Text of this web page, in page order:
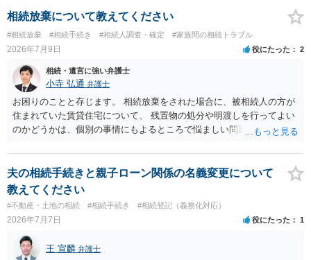
揃える必要があります。その点是非御注意ください。
相続放棄について教えてください
#相続放棄 #相続手続き #相続人調査・確定 #家族間の相続トラブル
2026年7月9日 役にたった 2
相続・遺言に強い弁護士
小寺 弘通 弁護士
お困りのことと存じます。 相続放棄をされた場合に、被相続人の方が
住まれていた賃貸住宅について、 残置物の処分や明渡しを行ってよい
のかどうかは、個別の事情にもよるところで悩ましい問題です。 相続
場合、 「相続財産を処分」したと評価され、相続放棄が無効となるリ
スクが一応あるからです。 ただし、実際には、自宅内にめぼしい財産
がなく、滞納賃料が増え続けるのを止めるため、 解約をして鍵を返却
してしまうというケースもそれなりにあります。 また、お母様の通帳
や印鑑などは現に保管されているのであれば、 そのまま保管されてお
いた方が良いかと思います。 相続人全員が相続放棄された場合には、
相続財産清算人が選任される場合があり、 その場合には当該清算人に
引き継いでいただくことになります。 ちなみに前提として、お母様の
夫の相続手続きと親子ローン関係の名義変更について
教えてください
#不動産・土地の相続 #相続手続き #相続登記（義務化対応）
2026年7月7日 役にたった 1
王 宣麟 弁護士